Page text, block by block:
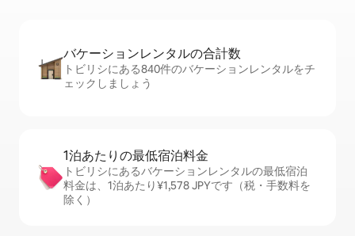
バケーションレ⁠ン⁠タ⁠ル⁠の合⁠計⁠数
トビリシにある840件のバケーションレンタルをチ
ェックしましょう
1泊あたりの最⁠低⁠宿⁠泊⁠料⁠金
トビリシにあるバケーションレンタルの最低宿泊
料金は、1泊あたり¥1,578 JPYです（税・手数料を
除く）